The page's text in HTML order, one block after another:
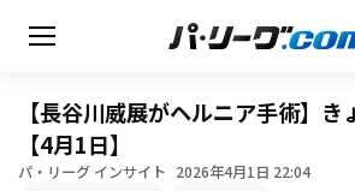
【長谷川威展がヘルニア手術】
【4月1日】
パ・リーグ インサイト 2026年4月1日 22:04